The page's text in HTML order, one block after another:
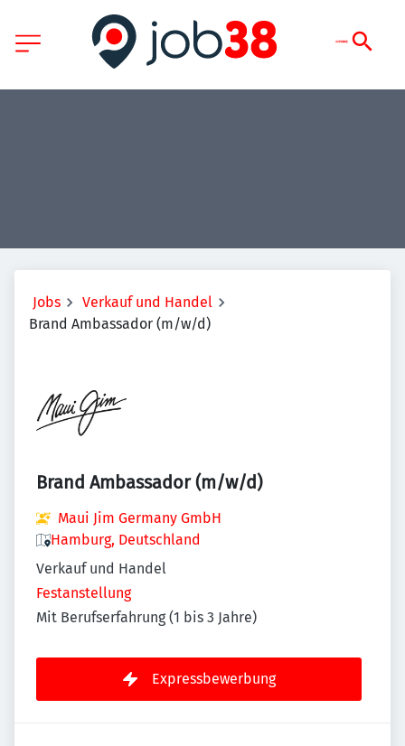
Jobs
Verkauf und Handel
Brand Ambassador (m/w/d)
Brand Ambassador (m/w/d)
Maui Jim Germany GmbH
Hamburg, Deutschland
Verkauf und Handel
Festanstellung
Mit Berufserfahrung (1 bis 3 Jahre)
Expressbewerbung